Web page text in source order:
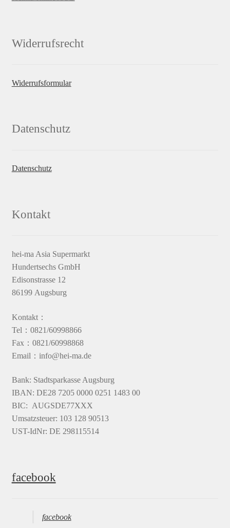
Widerrufsrecht
Widerrufsformular
Datenschutz
Datenschutz
Kontakt
hei-ma Asia Supermarkt
Hundertsechs GmbH
Edisonstrasse 12
86199 Augsburg
Kontakt：
Tel：0821/60998866
Fax：0821/60998868
Email：info@hei-ma.de
Bank: Stadtsparkasse Augsburg
IBAN: DE28 7205 0000 0251 1483 00
BIC: AUGSDE77XXX
Umsatzsteuer: 103 128 90513
UST-IdNr: DE 298115514
facebook
facebook